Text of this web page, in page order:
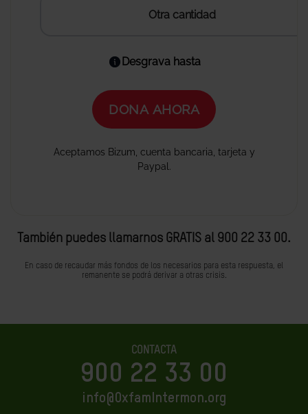
También puedes llamarnos GRATIS al 900 22 33 00.
En caso de recaudar más fondos de los necesarios para esta respuesta, el
remanente se podrá derivar a otras crisis.
CONTACTA
900 22 33 00
info@OxfamIntermon.org